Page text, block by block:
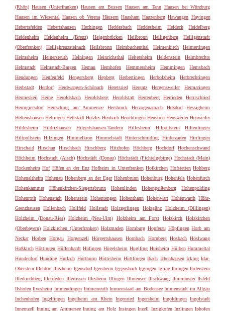
(Rhön) Hausen (Unterfranken) Hausen am Bussen Hausen am Tann Hausen bei Würzburg
Hausen im Wiesental Hausen ob Verena Häusern Hausham Hauzenberg Hawangen Hayingen
Hebertsfelden
Hebertshausen Hechingen Heddesbach Heddesheim Heideck
Heidelberg
Heidenheim
Heidenheim (Brenz) Heigenbrücken Heilbronn Heiligenberg
Heiligenstadt
(Oberfranken)
Heiligkreuzsteinach Heilsbronn Heimbuchenthal Heimenkirch
Heimertingen
Heimsheim
Heinersreuth Heiningen Heinrichsthal Heitersheim Heldenstein
Helmbrechts
Helmstadt
Helmstadt-Bargen Hemau Hemhofen Hemmersheim Hemmingen
Hemsbach
Hendungen
Henfenfeld Hengersberg Hepberg Herbertingen Herbolzheim
Herbrechtingen
Herbstadt
Herdorf Herdwangen-Schönach Heretsried Hergatz Hergensweiler
Hermaringen
Hermeskeil
Herne Heroldsbach Heroldsberg Heroldstatt Herrenberg Herrieden
Herrischried
Herrngiersdorf
Herrsching am Ammersee Hersbruck Herzogenaurach Heßdorf
Hessigheim
Hettenshausen Hettingen Hettstadt Hetzles Heubach Heuchlingen Heustreu Heusweiler Heuweiler
Hildesheim
Hildrizhausen Hilgertshausen-Tandern Hillesheim Hilpoltstein
Hiltenfingen
Hiltpoltstein
Hilzingen Himmelkron Himmelstadt Hinterschmiding Hinterzarten
Hirrlingen
Hirschaid
Hirschau Hirschbach Hirschberg Hitzhofen Höchberg Hochdorf
Höchenschwand
Höchheim Höchstadt (Aisch) Höchstädt (Donau) Höchstädt (Fichtelgebirge) Hochstadt (Main)
Hockenheim Hof Höfen an der Enz Hofheim in Unterfranken Hofkirchen Hofstetten Hohberg
Hohenaltheim Hohenau Hohenberg an der Eger Hohenbrunn Hohenburg Hohenfels Hohenfurch
Hohenkammer
Höhenkirchen-Siegertsbrunn Hohenlinden Hohenpeißenberg
Hohenpolding
Hohenroth Hohenstadt Hohenstein Hohentengen Hohenthann Hohenwart Hohenwarth Höhr-
Grenzhausen
Hollenbach Hollfeld Hollstadt Holzgerlingen Holzgünz
Holzheim (Dillingen)
Holzheim (Donau-Ries)
Holzheim (Neu-Ulm) Holzheim am Forst Holzkirch
Holzkirchen
(Oberbayern) Holzkirchen (Unterfranken) Holzmaden Homburg Hopferau Höpfingen Horb am
Neckar Horben Horgau Horgenzell Hörgertshausen Hornbach Hornberg Hösbach Höslwang
Hoßkirch Höttingen Hüffenhardt Hüfingen Hügelsheim Huglfing Huisheim Hülben Hummeltal
Hunderdorf Hunding Hurlach Hutthurm Hüttisheim Hüttlingen Ibach Ichenhausen Icking Idar-
Oberstein Iffeldorf Iffezheim Igensdorf Igersheim Iggensbach Iggingen Igling Ihringen Ihrlerstein
Illerkirchberg Illerrieden Illertissen Illesheim Illingen Illmensee Illschwang Ilmmünster Ilsfeld
Ilshofen Ilvesheim Immendingen Immenreuth Immenstaad am Bodensee Immenstadt im Allgäu
Inchenhofen Ingelfingen Ingelheim am Rhein Ingenried Ingersheim Ingoldingen Ingolstadt
Innernzell Inning am Ammersee Inning am Holz Insingen Inzell Inzigkofen Inzlingen Iphofen